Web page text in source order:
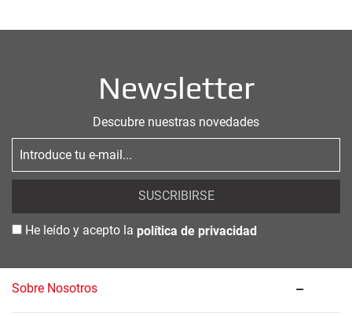
Newsletter
Descubre nuestras novedades
SUSCRIBIRSE
He leído y acepto la política de privacidad
Sobre Nosotros